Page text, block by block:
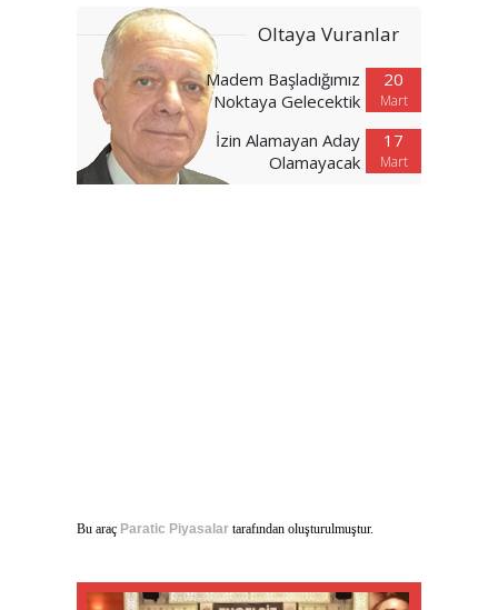
Oltaya Vuranlar
20
Mart
Madem Başladığımız
Noktaya Gelecektik
17
Mart
İzin Alamayan Aday
Olamayacak
Bu araç Paratic Piyasalar tarafından oluşturulmuştur.